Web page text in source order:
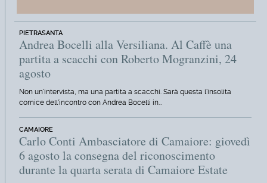
PIETRASANTA
Andrea Bocelli alla Versiliana. Al Caffè una
partita a scacchi con Roberto Mogranzini, 24
agosto
Non un'intervista, ma una partita a scacchi. Sarà questa l'insolita
cornice dell'incontro con Andrea Bocelli in…
CAMAIORE
Carlo Conti Ambasciatore di Camaiore: giovedì
6 agosto la consegna del riconoscimento
durante la quarta serata di Camaiore Estate